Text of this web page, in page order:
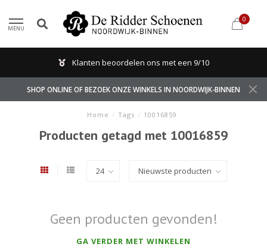
MENU
0
Klanten beoordelen ons met een 9/10
SHOP ONLINE OF BEZOEK ONZE WINKELS IN NOORDWIJK-BINNEN
Home / Tags / 10016859
Producten getagd met 10016859
Geen producten gevonden!
GA VERDER MET WINKELEN